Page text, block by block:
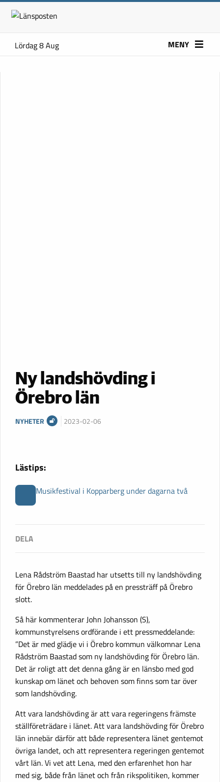
Lördag 8 Aug MENY
Ny landshövding i
Örebro län
NYHETER 2023-02-06
Lästips:
Musikfestival i Kopparberg under dagarna två
Lena Rådström Baastad har utsetts till ny landshövding
för Örebro län meddelades på en pressträff på Örebro
slott.
Så här kommenterar John Johansson (S),
kommunstyrelsens ordförande i ett pressmeddelande:
”Det är med glädje vi i Örebro kommun välkomnar Lena
Rådström Baastad som ny landshövding för Örebro län.
Det är roligt att det denna gång är en länsbo med god
kunskap om länet och behoven som finns som tar över
som landshövding.
Att vara landshövding är att vara regeringens främste
ställföreträdare i länet. Att vara landshövding för Örebro
län innebär därför att både representera länet gentemot
övriga landet, och att representera regeringen gentemot
vårt län. Vi vet att Lena, med den erfarenhet hon har
med sig, både från länet och från rikspolitiken, kommer